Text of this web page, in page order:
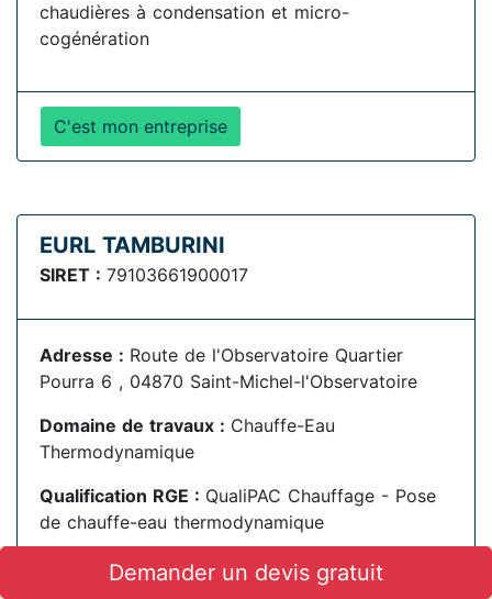
chaudières à condensation et micro-
cogénération
C'est mon entreprise
EURL TAMBURINI
SIRET : 79103661900017
Adresse : Route de l'Observatoire Quartier
Pourra 6 , 04870 Saint-Michel-l'Observatoire
Domaine de travaux : Chauffe-Eau
Thermodynamique
Qualification RGE : QualiPAC Chauffage - Pose
de chauffe-eau thermodynamique
Demander un devis gratuit